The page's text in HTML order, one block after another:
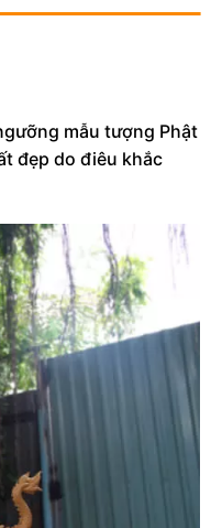
mẫu tượng Phật
đẹp do điêu khắc